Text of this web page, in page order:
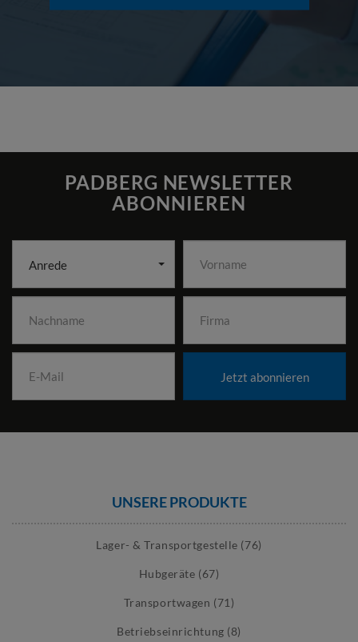
PADBERG NEWSLETTER
ABONNIEREN
Anrede
Jetzt abonnieren
UNSERE PRODUKTE
Lager- & Transportgestelle (76)
Hubgeräte (67)
Transportwagen (71)
Betriebseinrichtung (8)